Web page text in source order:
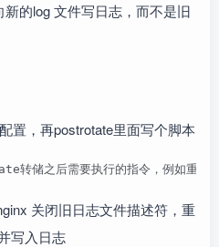
的log 文件写日志，而不是旧
置，再postrotate里面写个脚本
转储之后需要执行的指令，例如
关闭旧日志文件描述符，重
写入日志